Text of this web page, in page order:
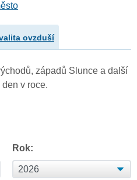
ovzduší
západů Slunce a další
v roce.
Rok: